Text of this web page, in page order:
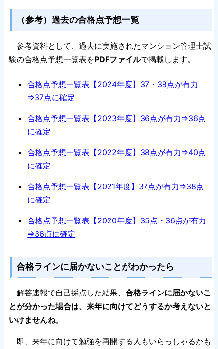
（参考）過去の合格点予想一覧
参考資料として、過去に実施されたマンション管理士試
験の合格点予想一覧表をPDFファイルで掲載します。
合格点予想一覧表【2024年度】37・38点が有力
⇒37点に確定
合格点予想一覧表【2023年度】36点が有力⇒36点
に確定
合格点予想一覧表【2022年度】38点が有力⇒40点
に確定
合格点予想一覧表【2021年度】37点が有力⇒38点
に確定
合格点予想一覧表【2020年度】35点・36点が有力
⇒36点に確定
合格ラインに届かないことがわかったら
解答速報で自己採点した結果、 合格ラインに届かないこ
とが分かった場合は、来年に向けてどうするか考えないと
いけませんね。
即、来年に向けて勉強を再開する人もいらっしゃるかも